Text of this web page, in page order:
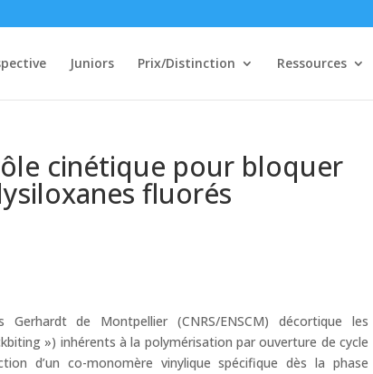
Juniors Prix/Distinction Ressources
cinétique pour bloquer
fluorés
de Montpellier (CNRS/ENSCM) décortique les
») inhérents à la polymérisation par ouverture de cycle
d’un co-monomère vinylique spécifique dès la phase